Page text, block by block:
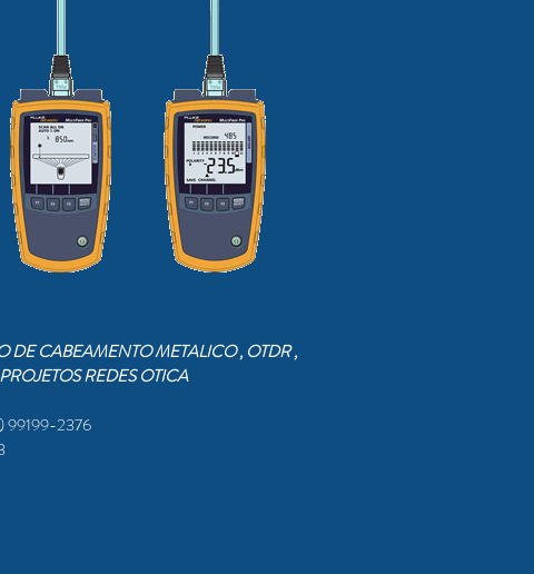
CABEAMENTO METALICO , OTDR ,
REDES OTICA
99199-2376